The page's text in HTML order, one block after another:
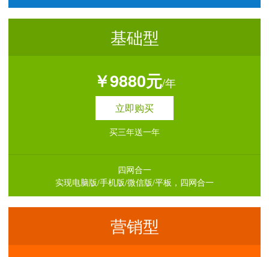
基础型
￥9880元/年
立即购买
买三年送一年
四网合一
实现电脑版/手机版/微信版/平板，四网合一
营销型